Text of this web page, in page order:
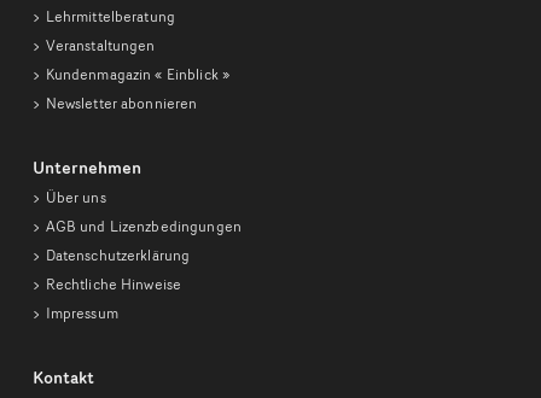
Lehrmittelberatung
Veranstaltungen
Kundenmagazin« Einblick »
Newsletter abonnieren
Unternehmen
Über uns
AGB und Lizenzbedingungen
Datenschutzerklärung
Rechtliche Hinweise
Impressum
Kontakt